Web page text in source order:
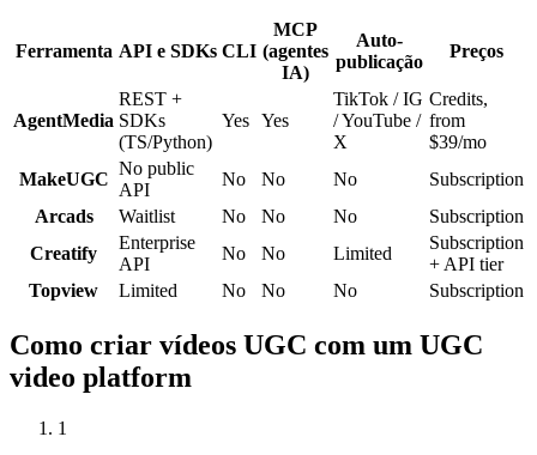
Ferramenta API e SDKs CLI
MCP
(agentes
IA)
Auto-
publicação
Preços
AgentMedia
REST +
SDKs
(TS/Python)
Yes Yes
TikTok / IG
/ YouTube /
X
Credits,
from
$39/mo
MakeUGC
No public
API
No No No
Subscription
Arcads
Waitlist No No No
Subscription
Creatify
Enterprise
API
No No Limited
Subscription
+ API tier
Topview
Limited No No No Subscription
Como criar vídeos UGC com um UGC
video platform
1